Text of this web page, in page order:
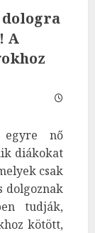
dologra
A
egyre nő
diákokat
csak
dolgoznak
tudják,
kötött,